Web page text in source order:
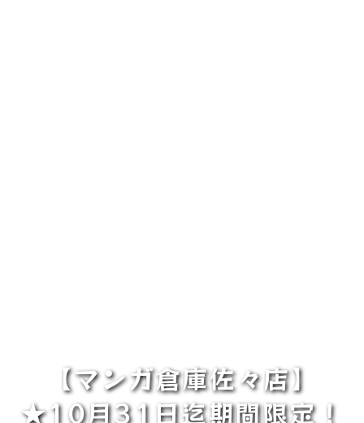
【マンガ倉庫佐々店】
★10月31日迄期間限定！